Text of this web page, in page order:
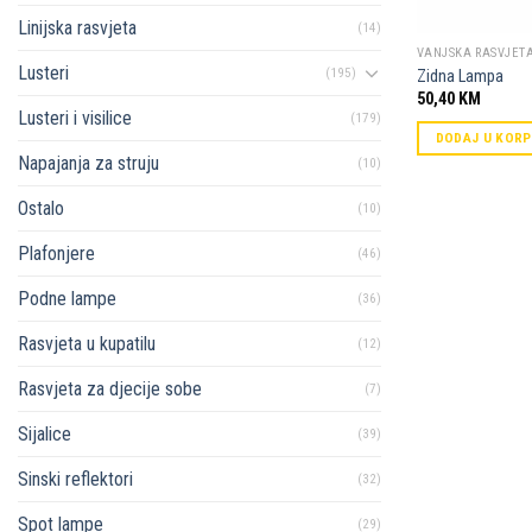
Linijska rasvjeta (14)
Lusteri (195)
Lusteri i visilice (179)
Napajanja za struju (10)
Ostalo (10)
Plafonjere (46)
Podne lampe (36)
Rasvjeta u kupatilu (12)
Rasvjeta za djecije sobe (7)
Sijalice (39)
Sinski reflektori (32)
Spot lampe (29)
VANJSKA
Zidna Lampa
50,40 KM
DODAJ U